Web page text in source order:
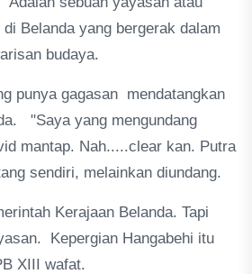
Belanda yang bergerak dalam
budaya.
punya gagasan mendatangkan
"Saya yang mengundang
mantap. Nah.....clear kan. Putra
sendiri, melainkan diundang.
Kerajaan Belanda. Tapi
Kepergian Hangabehi itu
XIII wafat.